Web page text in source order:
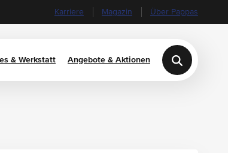
Karriere Magazin Über Pappas
& Werkstatt Angebote & Aktionen